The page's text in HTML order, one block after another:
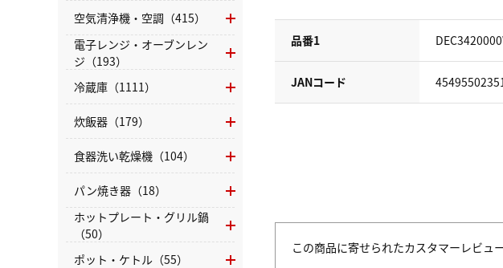
品番1
JANコード
この商品に寄せられたカスタマーレビュ
空気清浄機・空調（415）
電子レンジ・オーブンレン
ジ（193）
冷蔵庫（1111）
炊飯器（179）
食器洗い乾燥機（104）
パン焼き器（18）
ホットプレート・グリル鍋
（50）
ポット・ケトル（55）